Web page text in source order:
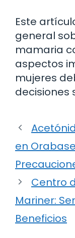
Este
general
mamaria
aspectos
mujeres
decisiones
en
Centro
Mariner:
Beneficios